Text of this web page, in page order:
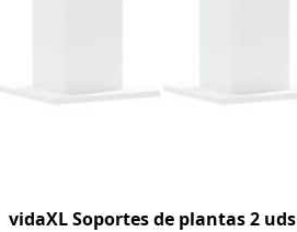
vidaXL Soportes de plantas 2 uds